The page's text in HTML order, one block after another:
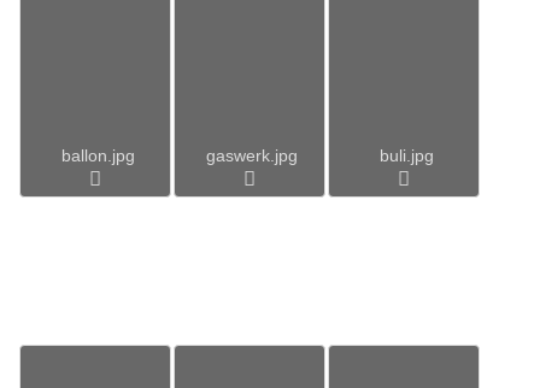
ballon.jpg gaswerk.jpg buli.jpg